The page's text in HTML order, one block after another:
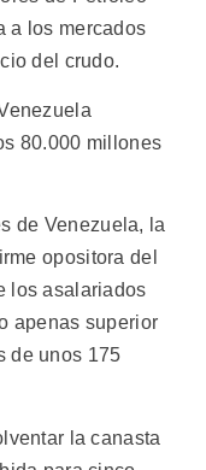
a los mercados
del crudo.
80.000 millones
de Venezuela, la
opositora del
los asalariados
apenas superior
de unos 175
la canasta